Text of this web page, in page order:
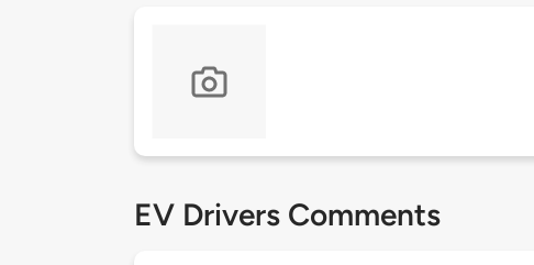
EV Drivers Comments